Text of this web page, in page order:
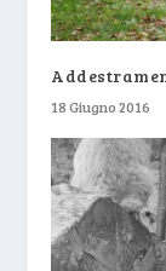
18 Giugno 2016